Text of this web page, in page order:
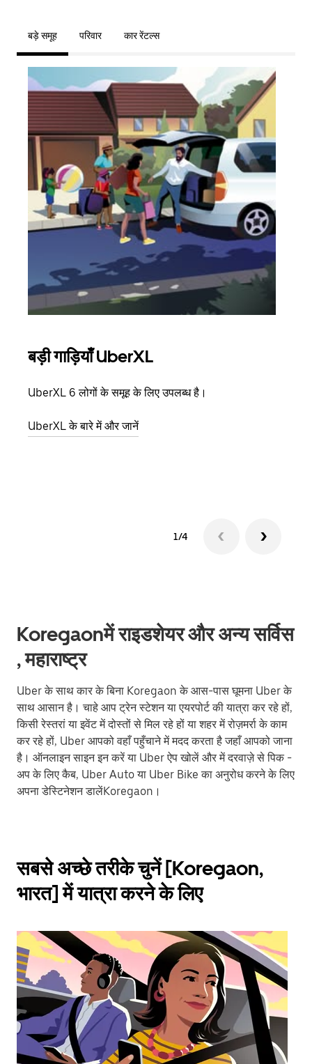
बड़े समूह परिवार कार रेंटल्स
बड़ी गाड़ियाँ UberXL
UberXL 6 लोगों के समूह के लिए उपलब्ध है।
UberXL के बारे में और जानें
1/4
Koregaonमें राइडशेयर और अन्य सर्विस
, महाराष्ट्र
Uber के साथ कार के बिना Koregaon के आस-पास घूमना Uber के
साथ आसान है। चाहे आप ट्रेन स्टेशन या एयरपोर्ट की यात्रा कर रहे हों,
किसी रेस्तरां या इवेंट में दोस्तों से मिल रहे हों या शहर में रोज़मर्रा के काम
कर रहे हों, Uber आपको वहाँ पहुँचाने में मदद करता है जहाँ आपको जाना
है। ऑनलाइन साइन इन करें या Uber ऐप खोलें और में दरवाज़े से पिक -
अप के लिए कैब, Uber Auto या Uber Bike का अनुरोध करने के लिए
अपना डेस्टिनेशन डालेंKoregaon।
सबसे अच्छे तरीके चुनें [Koregaon,
भारत] में यात्रा करने के लिए